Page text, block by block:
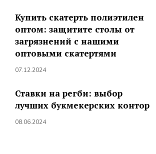
Купить скатерть полиэтилен
оптом: защитите столы от
загрязнений с нашими
оптовыми скатертями
07.12.2024
Ставки на регби: выбор
лучших букмекерских контор
08.06.2024